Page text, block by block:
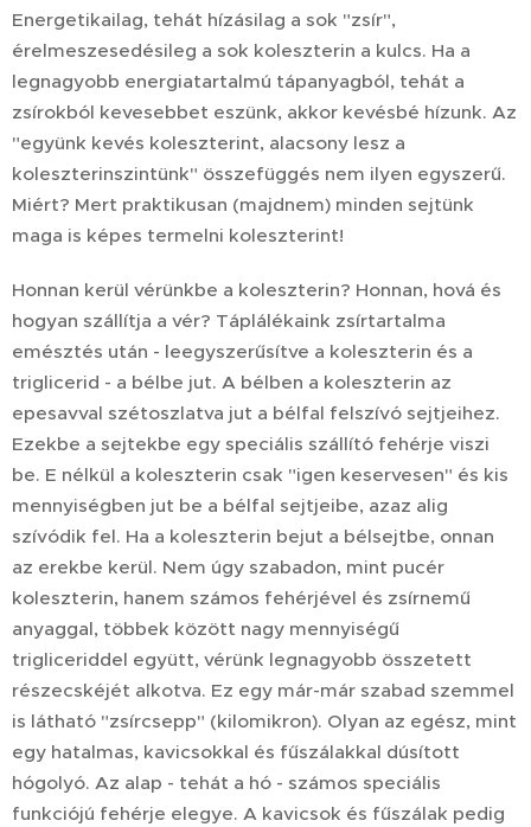
Energetikailag, tehát hízásilag a sok "zsír",
érelmeszesedésileg a sok koleszterin a kulcs. Ha a
legnagyobb energiatartalmú tápanyagból, tehát a
zsírokból kevesebbet eszünk, akkor kevésbé hízunk. Az
"együnk kevés koleszterint, alacsony lesz a
koleszterinszintünk" összefüggés nem ilyen egyszerű.
Miért? Mert praktikusan (majdnem) minden sejtünk
maga is képes termelni koleszterint!
Honnan kerül vérünkbe a koleszterin? Honnan, hová és
hogyan szállítja a vér? Táplálékaink zsírtartalma
emésztés után - leegyszerűsítve a koleszterin és a
triglicerid - a bélbe jut. A bélben a koleszterin az
epesavval szétoszlatva jut a bélfal felszívó sejtjeihez.
Ezekbe a sejtekbe egy speciális szállító fehérje viszi
be. E nélkül a koleszterin csak "igen keservesen" és kis
mennyiségben jut be a bélfal sejtjeibe, azaz alig
szívódik fel. Ha a koleszterin bejut a bélsejtbe, onnan
az erekbe kerül. Nem úgy szabadon, mint pucér
koleszterin, hanem számos fehérjével és zsírnemű
anyaggal, többek között nagy mennyiségű
trigliceriddel együtt, vérünk legnagyobb összetett
részecskéjét alkotva. Ez egy már-már szabad szemmel
is látható "zsírcsepp" (kilomikron). Olyan az egész, mint
egy hatalmas, kavicsokkal és fűszálakkal dúsított
hógolyó. Az alap - tehát a hó - számos speciális
funkciójú fehérje elegye. A kavicsok és fűszálak pedig